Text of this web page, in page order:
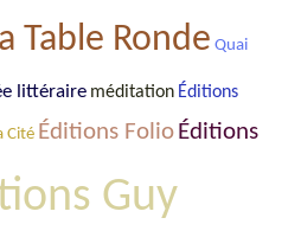
Table Ronde Quai
littéraire méditation Éditions
Cité Éditions Folio Éditions
Guy